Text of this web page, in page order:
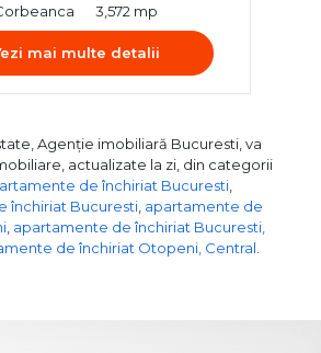
3,572 mp
mai multe detalii
Agenție imobiliară Bucuresti, va
actualizate la zi, din categorii
de închiriat Bucuresti,
închiriat Bucuresti, apartamente de
, apartamente de închiriat Bucuresti,
de închiriat Otopeni, Central